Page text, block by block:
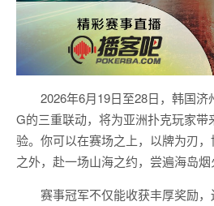
2026年6月19日至28日，韩国
G的三重联动，将为亚洲扑克玩家
验。 你可以在赛场之上，以牌为刃
之外，赴一场山海之约，尝遍海岛烟
赛事冠军不仅能收获丰厚奖励